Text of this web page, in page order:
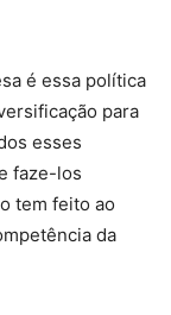
é essa política
para
esses
faze-los
tem feito ao
da